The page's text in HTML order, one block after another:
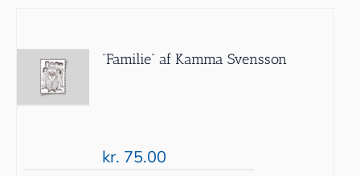
”Familie” af Kamma Svensson
kr. 75.00